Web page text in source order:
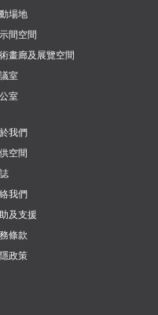
場地
間空間
畫廊及展覽空間
室
室
我們
空間
我們
及支援
條款
政策